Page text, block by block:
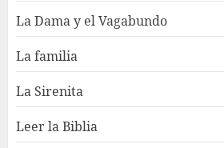
La Dama y el Vagabundo
La familia
La Sirenita
Leer la Biblia